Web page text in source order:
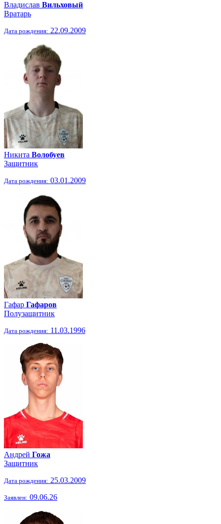
Владислав Вильховый
Вратарь
Дата рождения: 22.09.2009
Никита Волобуев
Защитник
Дата рождения: 03.01.2009
Гафар Гафаров
Полузащитник
Дата рождения: 11.03.1996
Андрей Гожа
Защитник
Дата рождения: 25.03.2009
Заявлен: 09.06.26